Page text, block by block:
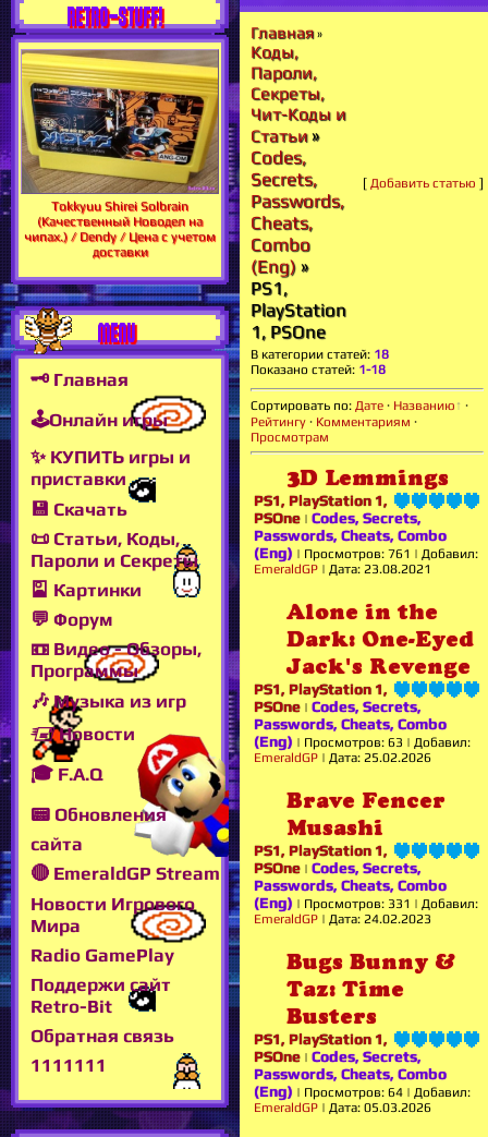
RETRO-STUFF!
Tokkyuu Shirei Solbrain
(Качественный Новодел на
чипах.) / Dendy / Цена с учетом
доставки
MENU
🗝 Главная
🕹Онлайн игры
✨ КУПИТЬ игры и
приставки
💾 Скачать
📜 Статьи, Коды,
Пароли и Секреты
🎴 Картинки
💬 Форум
📼 Видео - Обзоры,
Программы
🎶 Музыка из игр
🖅 Новости
🎓 F.A.Q
📟 Обновления
сайта
🔴 EmeraldGP Stream
Новости Игрового
Мира
Radio GamePlay
Поддержи сайт
Retro-Bit
Обратная связь
1111111
Главная»
Коды,
Пароли,
Секреты,
Чит-Коды и
Статьи»
Codes,
Secrets,
Passwords,
Cheats,
Combo
(Eng) »
PS1,
PlayStation
1, PSOne
[ Добавить статью ]
В категории статей: 18
Показано статей: 1-18
Сортировать по: Дате · Названию
·
Рейтингу · Комментариям ·
Просмотрам
3D Lemmings
PS1, PlayStation 1,
PSOne | Codes, Secrets,
Passwords, Cheats, Combo
(Eng) | Просмотров: 761 | Добавил:
EmeraldGP | Дата: 23.08.2021
Alone in the
Dark: One-Eyed
Jack's Revenge
PS1, PlayStation 1,
PSOne | Codes, Secrets,
Passwords, Cheats, Combo
(Eng) | Просмотров: 63 | Добавил:
EmeraldGP | Дата: 25.02.2026
Brave Fencer
Musashi
PS1, PlayStation 1,
PSOne | Codes, Secrets,
Passwords, Cheats, Combo
(Eng) | Просмотров: 331 | Добавил:
EmeraldGP | Дата: 24.02.2023
Bugs Bunny &
Taz: Time
Busters
PS1, PlayStation 1,
PSOne | Codes, Secrets,
Passwords, Cheats, Combo
(Eng) | Просмотров: 64 | Добавил:
EmeraldGP | Дата: 05.03.2026